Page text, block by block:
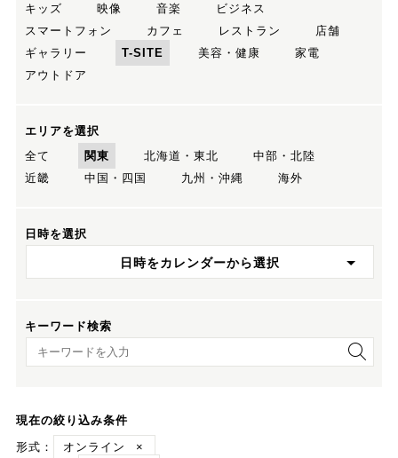
キッズ
映像 音楽
ビジネス
スマートフォン
カフェ レストラン
店舗
ギャラリー
T-SITE 美容・健康
家電
アウトドア
エリアを選択
全て
関東 北海道・東北
中部・北陸
近畿
中国・四国 九州・沖縄 海外
日時を選択
日時をカレンダーから選択
キーワード検索
キーワード検索
現在の絞り込み条件
形式：
オンライン
×